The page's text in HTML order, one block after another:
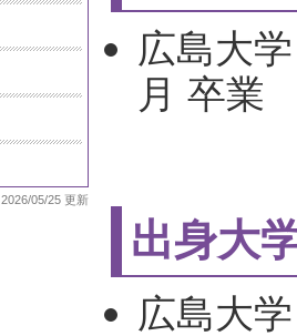
2026/05/25 更新
広島大
月 卒業
出身大
広島大